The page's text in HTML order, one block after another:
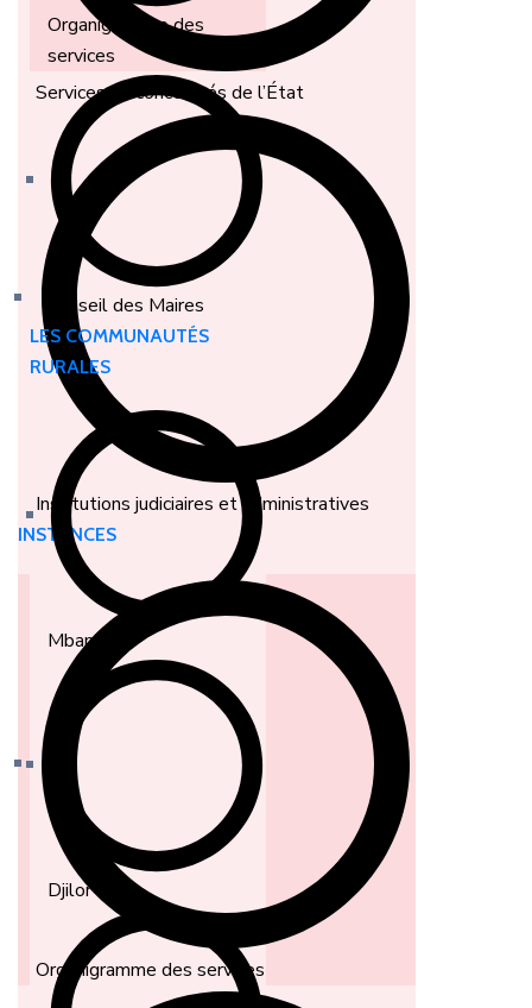
Services Déconcentrés de l’État
Institutions judiciaires et administratives
INSTANCES
Organigramme des services
Organigramme des
services
Conseil des Maires
LES COMMUNAUTÉS
RURALES
Mbam
Djilor